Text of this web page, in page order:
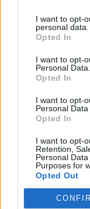
I want to opt-
personal data.
Opted In
I want to opt-
Personal Data.
Opted In
I want to opt-
Personal Data
Opted In
I want to opt-
Retention,
Personal
Purposes for
Opted Out
ελαφρώς τη
Στα πρώτα
μέρος της
το έδαφος.
προς τα
συνολικά